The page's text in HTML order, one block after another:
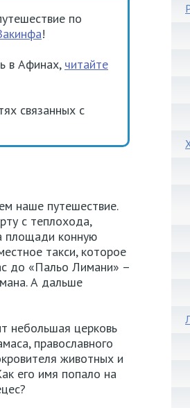
по
!
в Афинах, читайте
связанных с
наше путешествие.
с теплохода,
площади конную
такси, которое
до «Пальо Лимани» –
А дальше
небольшая церковь
православного
животных и
его имя попало на